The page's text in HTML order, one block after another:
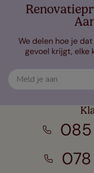
We delen hoe je
gevoel krijgt, elke
085